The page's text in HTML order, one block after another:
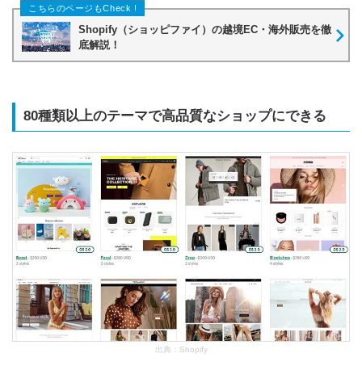
Shopify（ショッピファイ）の越境EC・海外販売を徹
底解説！
80種類以上のテーマで高品質なショップにできる
出典： Shopify